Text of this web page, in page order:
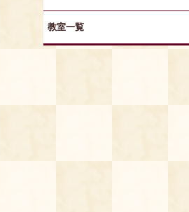
教室一覧